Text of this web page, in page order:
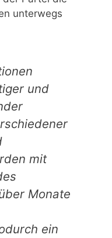
unterwegs
und
mit
Monate
ein